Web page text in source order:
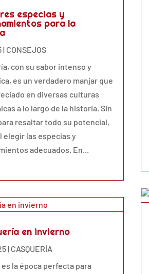
especias y
para la
| CONSEJOS
con su sabor intenso y
es un verdadero manjar que
en diversas culturas
a lo largo de la historia. Sin
resaltar todo su potencial,
elegir las especias y
adecuados. En...
en invierno
| CASQUERÍA
la época perfecta para